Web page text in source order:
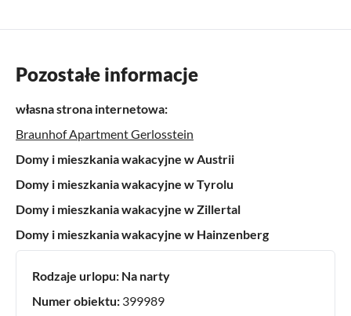
Pozostałe informacje
własna strona internetowa:
Braunhof Apartment Gerlosstein
Domy i mieszkania wakacyjne w Austrii
Domy i mieszkania wakacyjne w Tyrolu
Domy i mieszkania wakacyjne w Zillertal
Domy i mieszkania wakacyjne w Hainzenberg
Rodzaje urlopu: Na narty
Numer obiektu: 399989